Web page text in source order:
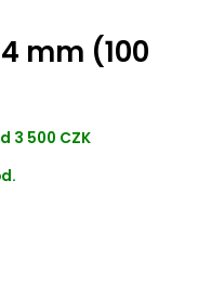
mm (100
3 500 CZK